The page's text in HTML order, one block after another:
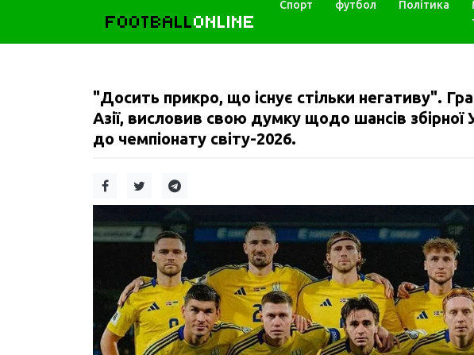
FOOTBALLONLINE
Спорт футбол Політика
"Досить прикро, що існує стільки негативу".
Азії, висловив свою думку щодо шансів збірної
до чемпіонату світу-2026.